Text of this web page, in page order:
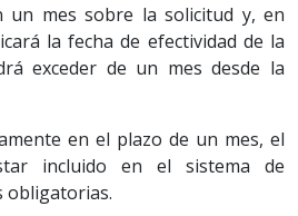
un mes sobre la solicitud y, en
la fecha de efectividad de la
exceder de un mes desde la
en el plazo de un mes, el
incluido en el sistema de
obligatorias.